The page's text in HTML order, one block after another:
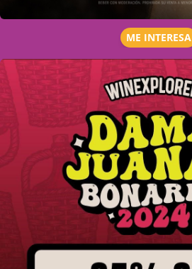
ME INTERESA